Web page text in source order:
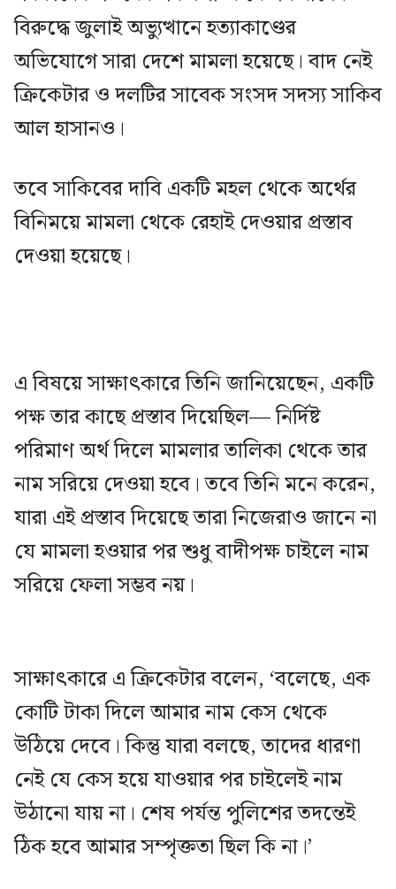
বিরুদ্ধে জুলাই অভ্যুত্থানে হত্যাকাণ্ডের
অভিযোগে সারা দেশে মামলা হয়েছে। বাদ নেই
ক্রিকেটার ও দলটির সাবেক সংসদ সদস্য সাকিব
আল হাসানও।
তবে সাকিবের দাবি একটি মহল থেকে অর্থের
বিনিময়ে মামলা থেকে রেহাই দেওয়ার প্রস্তাব
দেওয়া হয়েছে।
এ বিষয়ে সাক্ষাৎকারে তিনি জানিয়েছেন, একটি
পক্ষ তার কাছে প্রস্তাব দিয়েছিল— নির্দিষ্ট
পরিমাণ অর্থ দিলে মামলার তালিকা থেকে তার
নাম সরিয়ে দেওয়া হবে। তবে তিনি মনে করেন,
যারা এই প্রস্তাব দিয়েছে তারা নিজেরাও জানে না
যে মামলা হওয়ার পর শুধু বাদীপক্ষ চাইলে নাম
সরিয়ে ফেলা সম্ভব নয়।
সাক্ষাৎকারে এ ক্রিকেটার বলেন, ‘বলেছে, এক
কোটি টাকা দিলে আমার নাম কেস থেকে
উঠিয়ে দেবে। কিন্তু যারা বলছে, তাদের ধারণা
নেই যে কেস হয়ে যাওয়ার পর চাইলেই নাম
উঠানো যায় না। শেষ পর্যন্ত পুলিশের তদন্তেই
ঠিক হবে আমার সম্পৃক্ততা ছিল কি না।’